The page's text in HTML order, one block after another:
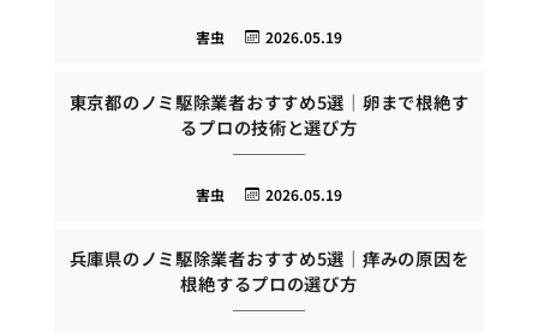
2026.05.19
害虫
東京都のノミ駆除業者おすすめ5選｜卵まで根絶す
るプロの技術と選び方
2026.05.19
害虫
兵庫県のノミ駆除業者おすすめ5選｜痒みの原因を
根絶するプロの選び方